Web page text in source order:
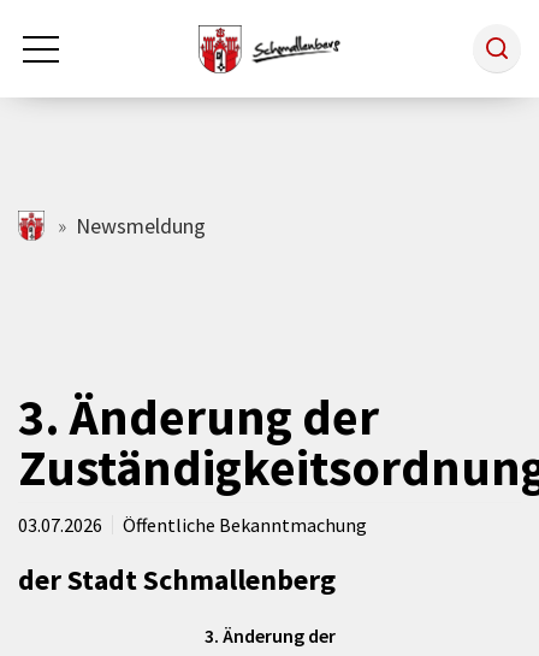
Zum Hauptinhalt springen
Rathaus & Politik
Freizeit & Kultur
Wirtschaft
schmallenberg.de
Newsmeldung
3. Änderung der
03.07.2026 Öffentliche Bekanntmachung
der Stadt Schmallenberg
3. Änderung der